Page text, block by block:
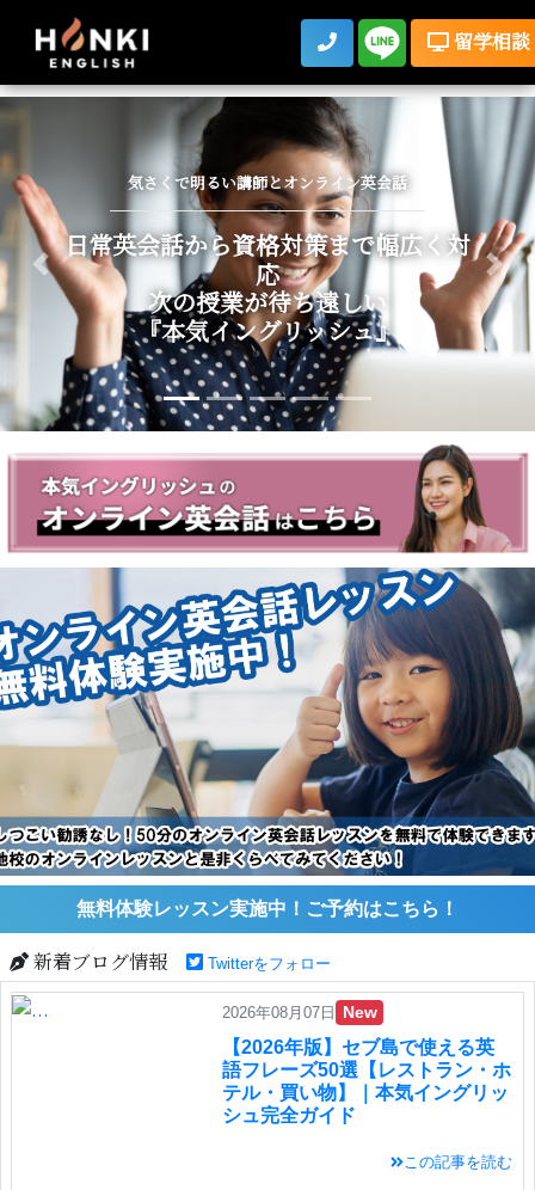
留学相談
気さくで明るい講師とオンライン英会話
日常英会話から資格対策まで幅広く対
応
次の授業が待ち遠しい
『本気イングリッシュ』
Previous
無料体験レッスン実施中！ご予約はこちら！
新着ブログ情報 Twitterをフォロー
2026年08月07日 New
【2026年版】セブ島で使える英
語フレーズ50選【レストラン・ホ
テル・買い物】｜本気イングリッ
シュ完全ガイド
この記事を読む